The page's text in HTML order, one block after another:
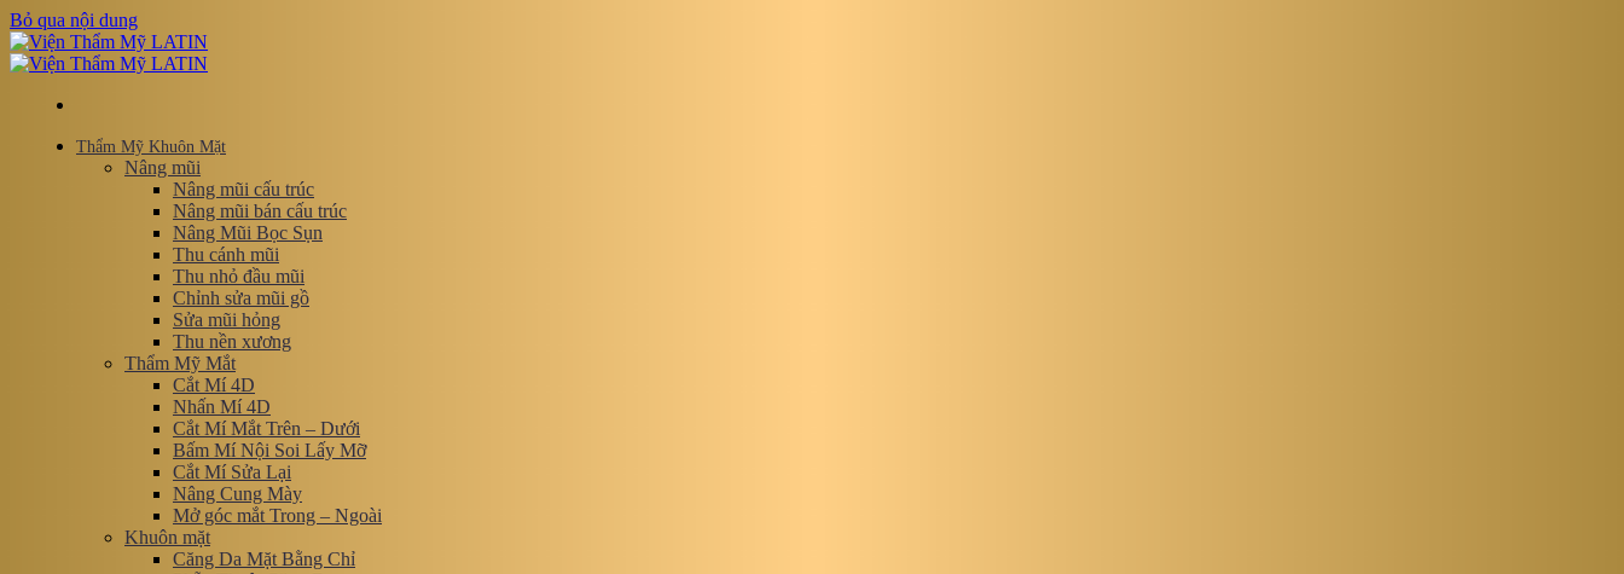
Bỏ qua nội dung
Thẩm Mỹ Khuôn Mặt
Nâng mũi
Nâng mũi cấu trúc
Nâng mũi bán cấu trúc
Nâng Mũi Bọc Sụn
Thu cánh mũi
Thu nhỏ đầu mũi
Chỉnh sửa mũi gồ
Sửa mũi hỏng
Thu nền xương
Thẩm Mỹ Mắt
Cắt Mí 4D
Nhấn Mí 4D
Cắt Mí Mắt Trên – Dưới
Bấm Mí Nội Soi Lấy Mỡ
Cắt Mí Sửa Lại
Nâng Cung Mày
Mở góc mắt Trong – Ngoài
Khuôn mặt
Căng Da Mặt Bằng Chỉ